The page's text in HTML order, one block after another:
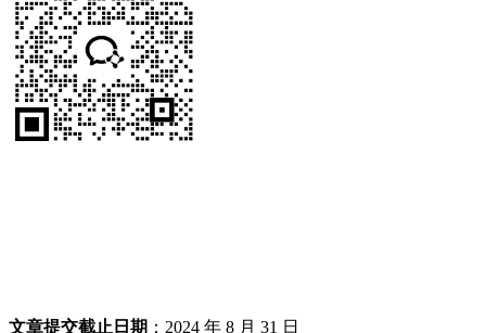
文章提交截止日期 ：2024 年 8 月 31 日